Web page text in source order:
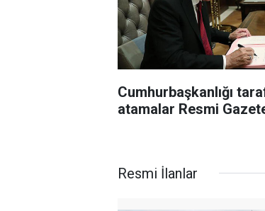
Cumhurbaşkanlığı
atamalar Resmi
Resmi İlanlar